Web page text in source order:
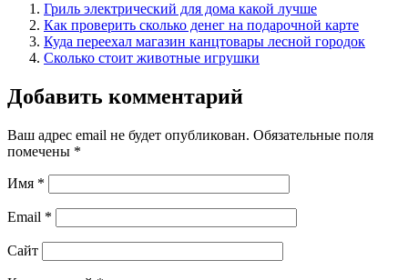
Гриль электрический для дома какой лучше
Как проверить сколько денег на подарочной карте
Куда переехал магазин канцтовары лесной городок
Сколько стоит животные игрушки
Добавить комментарий
Ваш адрес email не будет опубликован. Обязательные поля
помечены *
Имя *
Email *
Сайт